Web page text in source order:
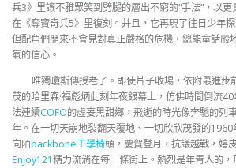
兵3》里讓不雅眾笑到劈腿的層出不窮的“手法”，以
在《奪寶奇兵5》里復刻。并且，它再現了往日少年
但配角們歷來不會見對真正嚴格的危機，總能童話般
氣的信心。
唯獨瓊斯傳授老了。即使片子收場，依附最進步
茂的哈里森·福彪炳此刻年夜銀幕上，仿佛時間倒流
法連續COFO的虛妄黑甜鄉，飛逝的時光像奔馳的列
年。在一切天崩地裂翻天覆地、一切欣欣茂發的1960
向陌backbone工學椅頭，慶賀登月，抗議越戰，嬉
Enjoy121精力流淌在每一條街上。熱烈是年青人的